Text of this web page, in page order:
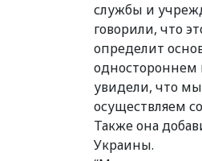
службы и
говорили, что
определит
одностороннем
увидели, что
осуществляем
Также она
Украины.